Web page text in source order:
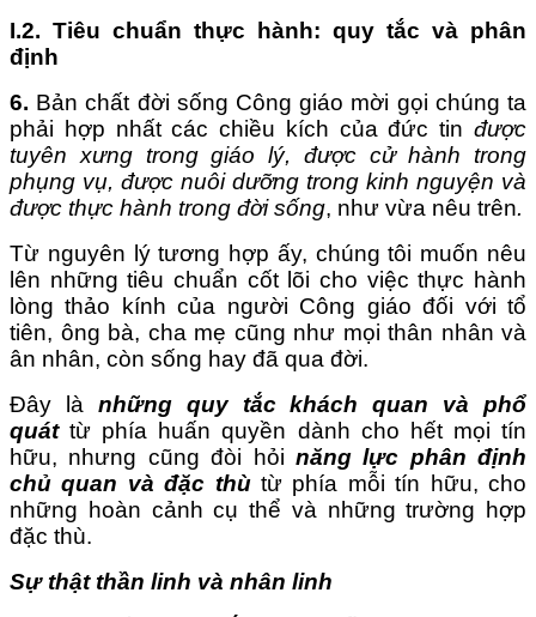
I.2. Tiêu chuẩn thực hành: quy tắc và phân
định
6. Bản chất đời sống Công giáo mời gọi chúng ta
phải hợp nhất các chiều kích của đức tin được
tuyên xưng trong giáo lý, được cử hành trong
phụng vụ, được nuôi dưỡng trong kinh nguyện và
được thực hành trong đời sống, như vừa nêu trên.
Từ nguyên lý tương hợp ấy, chúng tôi muốn nêu
lên những tiêu chuẩn cốt lõi cho việc thực hành
lòng thảo kính của người Công giáo đối với tổ
tiên, ông bà, cha mẹ cũng như mọi thân nhân và
ân nhân, còn sống hay đã qua đời.
Đây là những quy tắc khách quan và phổ
quáttừ phía huấn quyền dành cho hết mọi tín
hữu, nhưng cũng đòi hỏi năng lực phân định
chủ quan và đặc thùtừ phía mỗi tín hữu, cho
những hoàn cảnh cụ thể và những trường hợp
đặc thù.
Sự thật thần linh và nhân linh